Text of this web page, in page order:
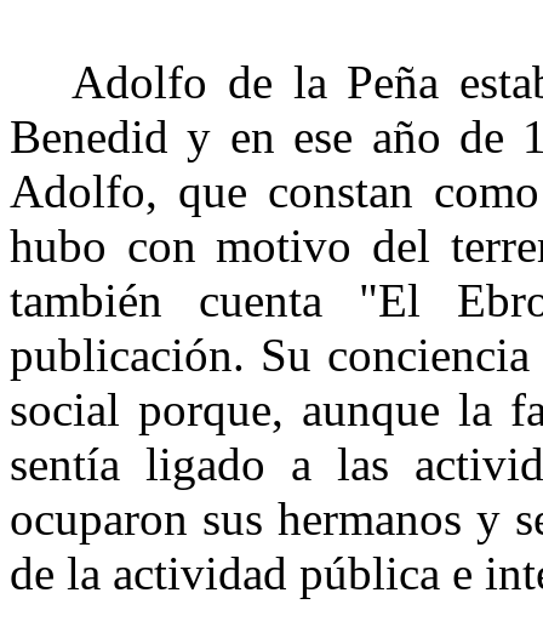
Adolfo de la Peña
Benedid y en ese año de
Adolfo, que constan
hubo con motivo del
también cuenta "El
publicación. Su
social porque, aunque la
sentía ligado a las
ocuparon sus hermanos y
de la actividad pública e